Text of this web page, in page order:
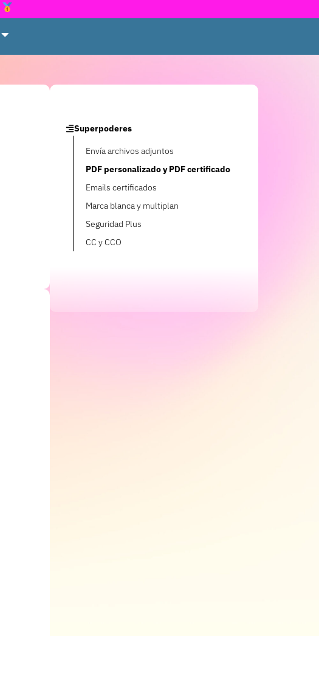
Superpoderes
Envía archivos adjuntos
PDF personalizado y PDF certificado
Emails certificados
Marca blanca y multiplan
Seguridad Plus
CC y CCO